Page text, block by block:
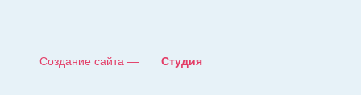
Создание сайта — Студия